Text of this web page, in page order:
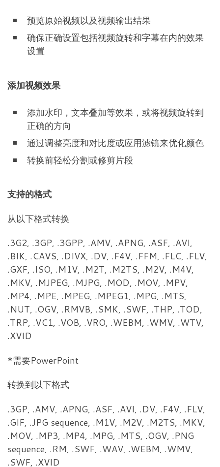
预览原始视频以及视频输出结果
确保正确设置包括视频旋转和字幕在内的效果
设置
添加视频效果
添加水印，文本叠加等效果，或将视频旋转到
正确的方向
通过调整亮度和对比度或应用滤镜来优化颜色
转换前轻松分割或修剪片段
支持的格式
从以下格式转换
.3G2, .3GP, .3GPP, .AMV, .APNG, .ASF, .AVI,
.BIK, .CAVS, .DIVX, .DV, .F4V, .FFM, .FLC, .FLV,
.GXF, .ISO, .M1V, .M2T, .M2TS, .M2V, .M4V,
.MKV, .MJPEG, .MJPG, .MOD, .MOV, .MPV,
.MP4, .MPE, .MPEG, .MPEG1, .MPG, .MTS,
.NUT, .OGV, .RMVB, .SMK, .SWF, .THP, .TOD,
.TRP, .VC1, .VOB, .VRO, .WEBM, .WMV, .WTV,
.XVID
*需要PowerPoint
转换到以下格式
.3GP, .AMV, .APNG, .ASF, .AVI, .DV, .F4V, .FLV,
.GIF, .JPG sequence, .M1V, .M2V, .M2TS, .MKV,
.MOV, .MP3, .MP4, .MPG, .MTS, .OGV, .PNG
sequence, .RM, .SWF, .WAV, .WEBM, .WMV,
.SWF, .XVID